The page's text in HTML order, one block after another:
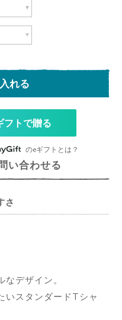
れる
フトで贈る
のeギフトとは？
い合わせる
さ
デザイン。
いスタンダードTシャ